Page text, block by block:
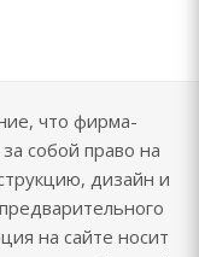
что фирма-
собой право на
дизайн и
на сайте носит